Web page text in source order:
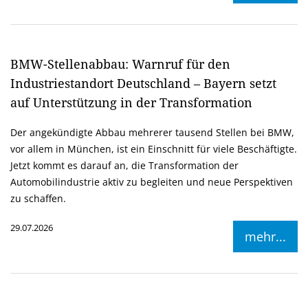
BMW-Stellenabbau: Warnruf für den
Industriestandort Deutschland – Bayern setzt
auf Unterstützung in der Transformation
Der angekündigte Abbau mehrerer tausend Stellen bei BMW,
vor allem in München, ist ein Einschnitt für viele Beschäftigte.
Jetzt kommt es darauf an, die Transformation der
Automobilindustrie aktiv zu begleiten und neue Perspektiven
zu schaffen.
29.07.2026
mehr...